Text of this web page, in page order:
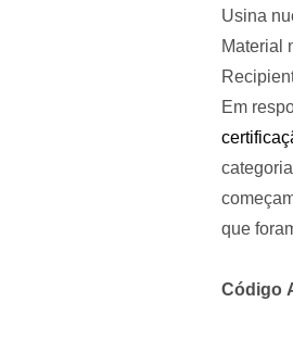
Usina
Material
Em
que
Código